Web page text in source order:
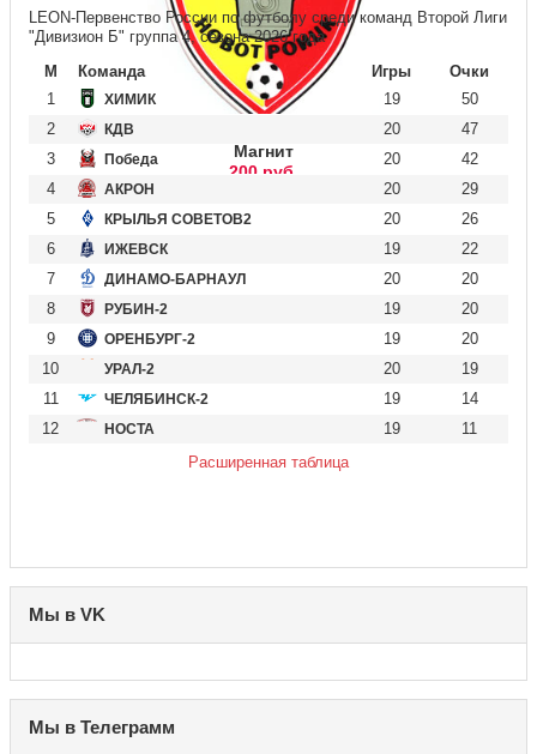
Магнит
200 руб.
LEON-Первенство России по футболу среди команд Второй Лиги
"Дивизион Б" группа 4, сезона 2026 года
М
Команда Игры
Очки
1
ХИМИК 19
50
2
КДВ 20
47
3
Победа 20
42
4
АКРОН 20
29
5
КРЫЛЬЯ СОВЕТОВ2 20
26
6
ИЖЕВСК 19
22
7
ДИНАМО-БАРНАУЛ 20
20
8
РУБИН-2 19
20
9
ОРЕНБУРГ-2 19
20
10
УРАЛ-2 20
19
11
ЧЕЛЯБИНСК-2 19
14
12
НОСТА 19
11
Расширенная таблица
Мы в VK
Мы в Телеграмм